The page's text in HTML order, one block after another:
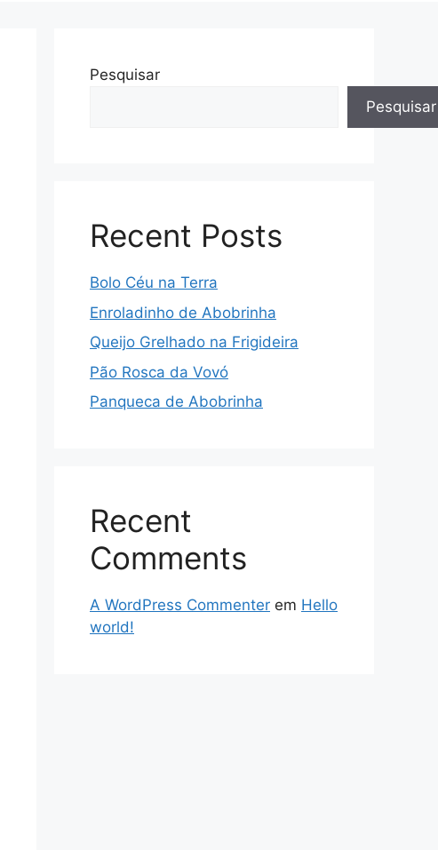
Pesquisar
Pesquisar
Recent Posts
Bolo Céu na Terra
Enroladinho de Abobrinha
Queijo Grelhado na Frigideira
Pão Rosca da Vovó
Panqueca de Abobrinha
Recent
Comments
A WordPress Commenter em Hello
world!